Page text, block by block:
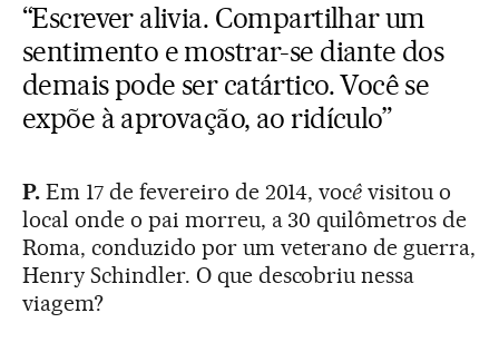
“Escrever alivia. Compartilhar um
sentimento e mostrar-se diante dos
demais pode ser catártico. Você se
expõe à aprovação, ao ridículo”
P. Em 17 de fevereiro de 2014, você visitou o
local onde o pai morreu, a 30 quilômetros de
Roma, conduzido por um veterano de guerra,
Henry Schindler. O que descobriu nessa
viagem?